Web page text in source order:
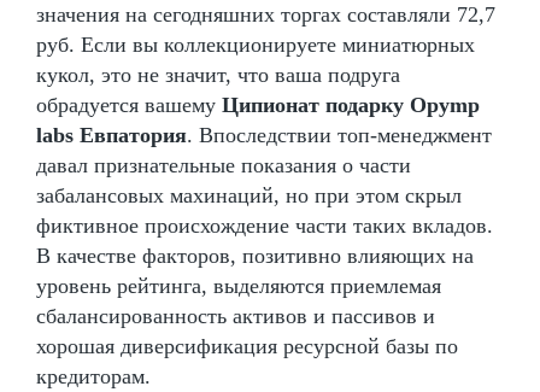
значения на сегодняшних торгах составляли 72,7
руб. Если вы коллекционируете миниатюрных
кукол, это не значит, что ваша подруга
обрадуется вашему Ципионат подарку Opymp
labs Евпатория. Впоследствии топ-менеджмент
давал признательные показания о части
забалансовых махинаций, но при этом скрыл
фиктивное происхождение части таких вкладов.
В качестве факторов, позитивно влияющих на
уровень рейтинга, выделяются приемлемая
сбалансированность активов и пассивов и
хорошая диверсификация ресурсной базы по
кредиторам.